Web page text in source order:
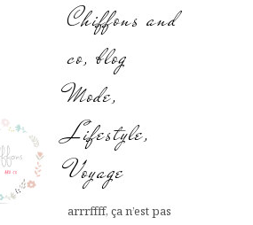
Chiffons and
co, blog
Mode,
Lifestyle,
Voyage
arrrffff, ça n’est pas